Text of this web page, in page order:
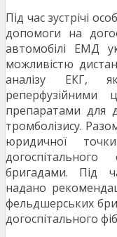
Під час зустрічі
допомоги на
автомобілі ЕМД
можливістю
аналізу ЕКГ,
реперфузійними
препаратами для
тромболізису.
юридичної
догоспітального
бригадами. Під
надано
фельдшерських
догоспітального